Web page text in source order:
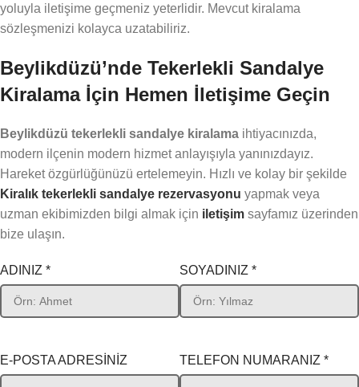
yoluyla iletişime geçmeniz yeterlidir. Mevcut kiralama
sözleşmenizi kolayca uzatabiliriz.
Beylikdüzü’nde Tekerlekli Sandalye
Kiralama İçin Hemen İletişime Geçin
Beylikdüzü tekerlekli sandalye kiralama ihtiyacınızda,
modern ilçenin modern hizmet anlayışıyla yanınızdayız.
Hareket özgürlüğünüzü ertelemeyin. Hızlı ve kolay bir şekilde
Kiralık tekerlekli sandalye rezervasyonu yapmak veya
uzman ekibimizden bilgi almak için iletişim sayfamız üzerinden
bize ulaşın.
ADINIZ * SOYADINIZ *
E-POSTA ADRESİNİZ TELEFON NUMARANIZ *